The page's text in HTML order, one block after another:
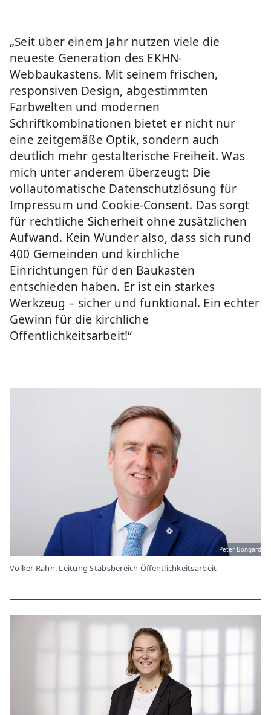
„Seit über einem Jahr nutzen viele die
neueste Generation des EKHN-
Webbaukastens. Mit seinem frischen,
responsiven Design, abgestimmten
Farbwelten und modernen
Schriftkombinationen bietet er nicht nur
eine zeitgemäße Optik, sondern auch
deutlich mehr gestalterische Freiheit. Was
mich unter anderem überzeugt: Die
vollautomatische Datenschutzlösung für
Impressum und Cookie-Consent. Das sorgt
für rechtliche Sicherheit ohne zusätzlichen
Aufwand. Kein Wunder also, dass sich rund
400 Gemeinden und kirchliche
Einrichtungen für den Baukasten
entschieden haben. Er ist ein starkes
Werkzeug – sicher und funktional. Ein echter
Gewinn für die kirchliche
Öffentlichkeitsarbeit!“
Peter Bongard
Volker Rahn, Leitung Stabsbereich Öffentlichkeitsarbeit